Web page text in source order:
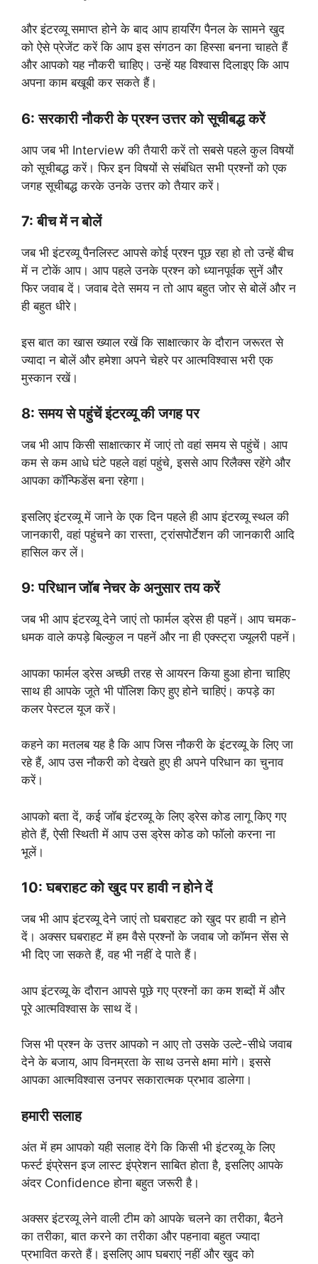
और इंटरव्यू समाप्त होने के बाद आप हायरिंग पैनल के सामने खुद
को ऐसे प्रेजेंट करें कि आप इस संगठन का हिस्सा बनना चाहते हैं
और आपको यह नौकरी चाहिए। उन्हें यह विश्वास दिलाइए कि आप
अपना काम बखूबी कर सकते हैं।
6: सरकारी नौकरी के प्रश्न उत्तर को सूचीबद्ध करें
आप जब भी Interview की तैयारी करें तो सबसे पहले कुल विषयों
को सूचीबद्ध करें। फिर इन विषयों से संबंधित सभी प्रश्नों को एक
जगह सूचीबद्ध करके उनके उत्तर को तैयार करें।
7: बीच में न बोलें
जब भी इंटरव्यू पैनलिस्ट आपसे कोई प्रश्न पूछ रहा हो तो उन्हें बीच
में न टोकें आप। आप पहले उनके प्रश्न को ध्यानपूर्वक सुनें और
फिर जवाब दें। जवाब देते समय न तो आप बहुत जोर से बोलें और न
ही बहुत धीरे।
इस बात का खास ख्याल रखें कि साक्षात्कार के दौरान जरूरत से
ज्यादा न बोलें और हमेशा अपने चेहरे पर आत्मविश्वास भरी एक
मुस्कान रखें।
8: समय से पहुंचें इंटरव्यू की जगह पर
जब भी आप किसी साक्षात्कार में जाएं तो वहां समय से पहुंचें। आप
कम से कम आधे घंटे पहले वहां पहुंचे, इससे आप रिलैक्स रहेंगे और
आपका कॉन्फिडेंस बना रहेगा।
इसलिए इंटरव्यू में जाने के एक दिन पहले ही आप इंटरव्यू स्थल की
जानकारी, वहां पहुंचने का रास्ता, ट्रांसपोर्टेशन की जानकारी आदि
हासिल कर लें।
9: परिधान जॉब नेचर के अनुसार तय करें
जब भी आप इंटरव्यू देने जाएं तो फार्मल ड्रेस ही पहनें। आप चमक-
धमक वाले कपड़े बिल्कुल न पहनें और ना ही एक्स्ट्रा ज्यूलरी पहनें।
आपका फार्मल ड्रेस अच्छी तरह से आयरन किया हुआ होना चाहिए
साथ ही आपके जूते भी पॉलिश किए हुए होने चाहिएं। कपड़े का
कलर पेस्टल यूज करें।
कहने का मतलब यह है कि आप जिस नौकरी के इंटरव्यू के लिए जा
रहे हैं, आप उस नौकरी को देखते हुए ही अपने परिधान का चुनाव
करें।
आपको बता दें, कई जॉब इंटरव्यू के लिए ड्रेस कोड लागू किए गए
होते हैं, ऐसी स्थिती में आप उस ड्रेस कोड को फॉलो करना ना
भूलें।
10: घबराहट को खुद पर हावी न होने दें
जब भी आप इंटरव्यू देने जाएं तो घबराहट को खुद पर हावी न होने
दें। अक्सर घबराहट में हम वैसे प्रश्नों के जवाब जो कॉमन सेंस से
भी दिए जा सकते हैं, वह भी नहीं दे पाते हैं।
आप इंटरव्यू के दौरान आपसे पूछे गए प्रश्नों का कम शब्दों में और
पूरे आत्मविश्वास के साथ दें।
जिस भी प्रश्न के उत्तर आपको न आए तो उसके उल्टे-सीधे जवाब
देने के बजाय, आप विनम्रता के साथ उनसे क्षमा मांगे। इससे
आपका आत्मविश्वास उनपर सकारात्मक प्रभाव डालेगा।
हमारी सलाह
अंत में हम आपको यही सलाह देंगे कि किसी भी इंटरव्यू के लिए
फर्स्ट इंप्रेसन इज लास्ट इंप्रेशन साबित होता है, इसलिए आपके
अंदर Confidence होना बहुत जरूरी है।
अक्सर इंटरव्यू लेने वाली टीम को आपके चलने का तरीका, बैठने
का तरीका, बात करने का तरीका और पहनावा बहुत ज्यादा
प्रभावित करते हैं। इसलिए आप घबराएं नहीं और खुद को